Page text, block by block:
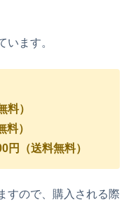
います。
）
）
（送料無料）
すので、購入される際